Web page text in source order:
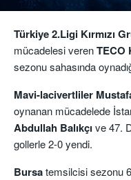
Türkiye 2.Ligi Kırmızı
mücadelesi verenTECO
sezonu sahasında
Mavi-lacivertliler
oynanan mücadelede
Abdullah Balıkçı ve 47.
gollerle 2-0 yendi.
Bursatemsilcisi sezonu